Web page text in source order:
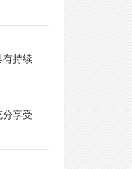
有持续
享受